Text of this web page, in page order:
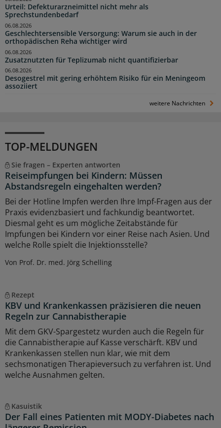
Urteil: Defekturarzneimittel nicht mehr als
Sprechstundenbedarf
Geschlechtersensible Versorgung: Warum sie auch in der
orthopädischen Reha wichtiger wird
06.08.2026
Zusatznutzten für Teplizumab nicht quantifizierbar
06.08.2026
Desogestrel mit gering erhöhtem Risiko für ein Meningeom
assoziiert
06.08.2026
weitere Nachrichten
TOP-MELDUNGEN
Sie fragen – Experten antworten
Reiseimpfungen bei Kindern: Müssen
Abstandsregeln eingehalten werden?
Bei der Hotline Impfen werden Ihre Impf-Fragen aus der
Praxis evidenzbasiert und fachkundig beantwortet.
Diesmal geht es um mögliche Zeitabstände für
Impfungen bei Kindern vor einer Reise nach Asien. Und
welche Rolle spielt die Injektionsstelle?
Von Prof. Dr. med. Jörg Schelling
Rezept
KBV und Krankenkassen präzisieren die neuen
Regeln zur Cannabistherapie
Mit dem GKV-Spargestetz wurden auch die Regeln für
die Cannabistherapie auf Kasse verschärft. KBV und
Krankenkassen stellen nun klar, wie mit dem
sechsmonatigen Therapieversuch zu verfahren ist. Und
welche Ausnahmen gelten.
Kasuistik
Der Fall eines Patienten mit MODY-Diabetes nach